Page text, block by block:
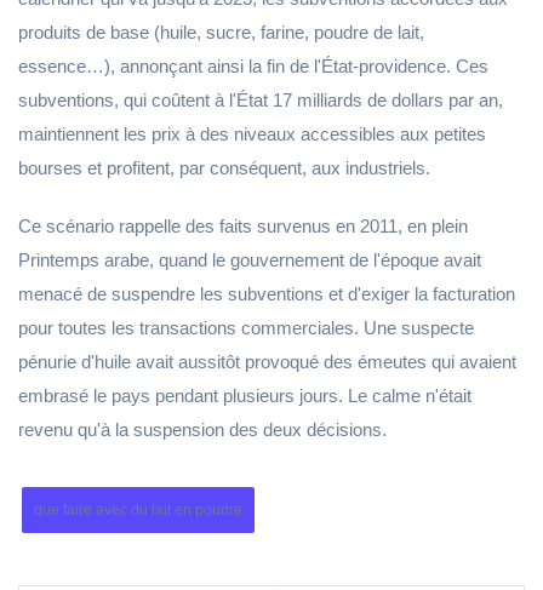
produits de base (huile, sucre, farine, poudre de lait,
essence…), annonçant ainsi la fin de l'État-providence. Ces
subventions, qui coûtent à l'État 17 milliards de dollars par an,
maintiennent les prix à des niveaux accessibles aux petites
bourses et profitent, par conséquent, aux industriels.
Ce scénario rappelle des faits survenus en 2011, en plein
Printemps arabe, quand le gouvernement de l'époque avait
menacé de suspendre les subventions et d'exiger la facturation
pour toutes les transactions commerciales. Une suspecte
pénurie d'huile avait aussitôt provoqué des émeutes qui avaient
embrasé le pays pendant plusieurs jours. Le calme n'était
revenu qu'à la suspension des deux décisions.
que faire avec du lait en poudre